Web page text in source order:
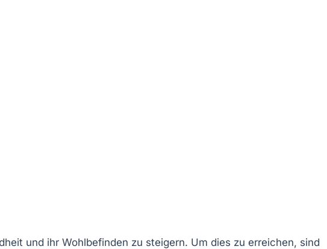
und ihr Wohlbefinden zu steigern. Um dies zu erreichen, sind